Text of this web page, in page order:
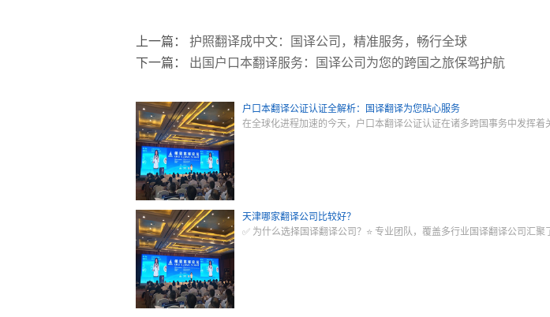
上一篇：
护照翻译成中文：国译公司，精准服务，畅行全球
下一篇：
出国户口本翻译服务：国译公司为您的跨国之旅保驾护航
户口本翻译公证认证全解析：国译翻译为您贴心服务
在全球化进程加速的今天，户口本翻译公证认证在诸多跨国事务中发挥
天津哪家翻译公司比较好？
✅ 为什么选择国译翻译公司？⭐ 专业团队，覆盖多行业国译翻译公司汇